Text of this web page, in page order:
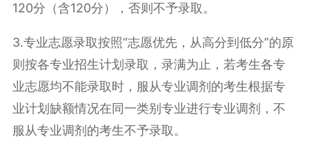
120分（含120分），否则不予录取。
3.专业志愿录取按照“志愿优先，从高分到低分”的原
则按各专业招生计划录取，录满为止，若考生各专
业志愿均不能录取时，服从专业调剂的考生根据专
业计划缺额情况在同一类别专业进行专业调剂，不
服从专业调剂的考生不予录取。